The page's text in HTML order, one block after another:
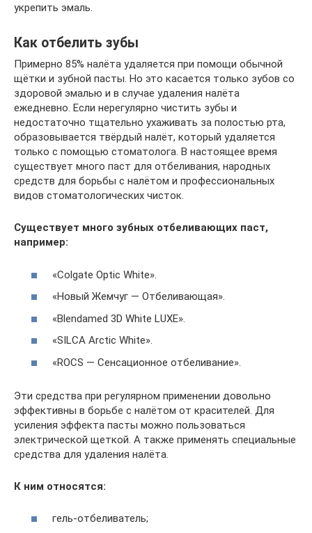
укрепить эмаль.
Как отбелить зубы
Примерно 85% налёта удаляется при помощи обычной
щётки и зубной пасты. Но это касается только зубов со
здоровой эмалью и в случае удаления налёта
ежедневно. Если нерегулярно чистить зубы и
недостаточно тщательно ухаживать за полостью рта,
образовывается твёрдый налёт, который удаляется
только с помощью стоматолога. В настоящее время
существует много паст для отбеливания, народных
средств для борьбы с налётом и профессиональных
видов стоматологических чисток.
Существует много зубных отбеливающих паст,
например:
«Colgate Optic White».
«Новый Жемчуг — Отбеливающая».
«Blendamed 3D White LUXE».
«SILCA Arctic White».
«ROCS — Сенсационное отбеливание».
Эти средства при регулярном применении довольно
эффективны в борьбе с налётом от красителей. Для
усиления эффекта пасты можно пользоваться
электрической щеткой. А также применять специальные
средства для удаления налёта.
К ним относятся:
гель-отбеливатель;